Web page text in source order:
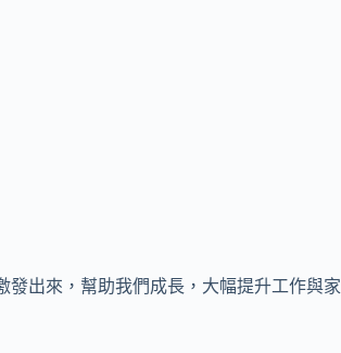
出來，幫助我們成長，大幅提升工作與家